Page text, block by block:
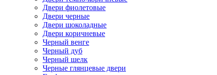
Двери фиолетовые
Двери черные
Двери шоколадные
Двери коричневые
Черный венге
Черный дуб
Черный шелк
Черные глянцевые двери